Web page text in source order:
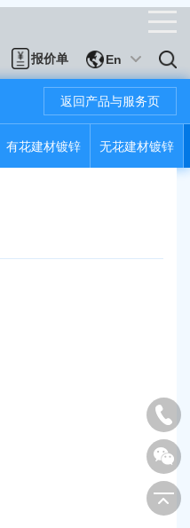
报价单 En
有花建材镀锌 无花建材镀锌
返回产品与服务页